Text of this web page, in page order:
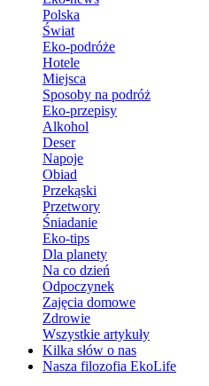
Polska
Świat
Eko-podróże
Hotele
Miejsca
Sposoby na podróż
Eko-przepisy
Alkohol
Deser
Napoje
Obiad
Przekąski
Przetwory
Śniadanie
Eko-tips
Dla planety
Na co dzień
Odpoczynek
Zajęcia domowe
Zdrowie
Wszystkie artykuły
Kilka słów o nas
Nasza filozofia EkoLife